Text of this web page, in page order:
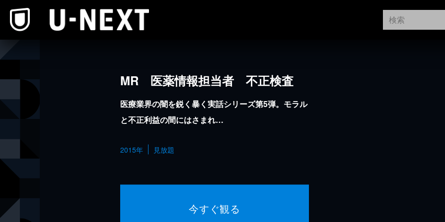
MR 医薬情報担当者 不正検査
医療業界の闇を鋭く暴く実話シリーズ第5弾。モラル
と不正利益の間にはさまれ…
2015年 見放題
今すぐ観る